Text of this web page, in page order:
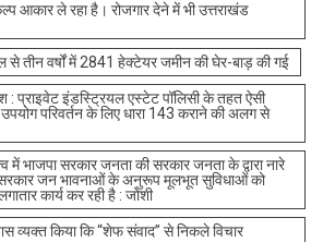
आकार ले रहा है। रोजगार देने में भी उत्तराखंड
से तीन वर्षों में 2841 हेक्टेयर जमीन की घेर-बाड़ की गई
: प्राइवेट इंडस्ट्रियल एस्टेट पॉलिसी के तहत ऐसी
परिवर्तन के लिए धारा 143 कराने की अलग से
में भाजपा सरकार जनता की सरकार जनता के द्वारा नारे
सरकार जन भावनाओं के अनुरूप मूलभूत सुविधाओं को
कार्य कर रही है : जोशी
व्यक्त किया कि “शेफ संवाद” से निकले विचार